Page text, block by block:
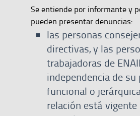
Se entiende por informante y
pueden presentar denuncias:
las personas
directivas, y las
trabajadoras de
independencia de su
funcional o
relación está